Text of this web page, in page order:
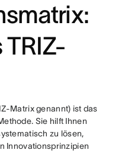
Matrix genannt) ist das
Sie hilft Ihnen
zu lösen,
Innovationsprinzipien